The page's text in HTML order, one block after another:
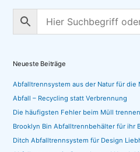
Neueste Beiträge
Abfalltrennsystem aus der Natur für die
Abfall – Recycling statt Verbrennung
Die häufigsten Fehler beim Müll trennen
Brooklyn Bin Abfalltrennbehälter für ihr
Ditch Abfalltrennsystem für Design